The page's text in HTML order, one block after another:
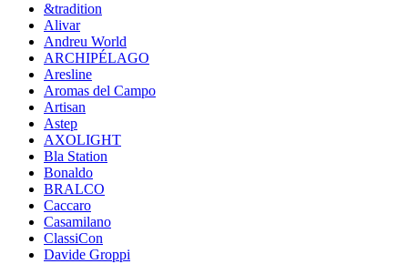
&tradition
Alivar
Andreu World
ARCHIPÉLAGO
Aresline
Aromas del Campo
Artisan
Astep
AXOLIGHT
Bla Station
Bonaldo
BRALCO
Caccaro
Casamilano
ClassiCon
Davide Groppi